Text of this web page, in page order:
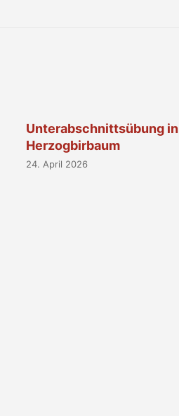
Unterabschnittsübung in
Herzogbirbaum
24. April 2026